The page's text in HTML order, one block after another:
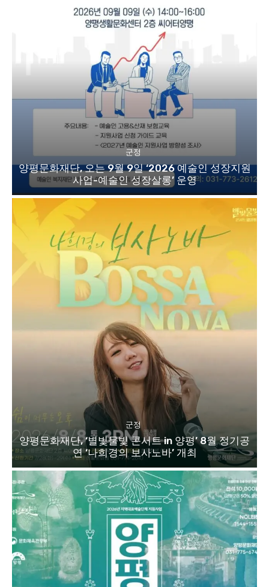
군정
양평문화재단, 오는 9월 9일 ‘2026 예술인 성장지원
사업-예술인 성장살롱’ 운영
군정
양평문화재단, ‘별빛물빛 콘서트 in 양평’ 8월 정기공
연 ‘나희경의 보사노바’ 개최